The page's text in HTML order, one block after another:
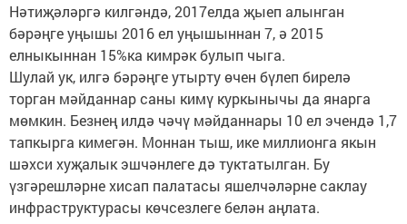
Нәтиҗәләргә килгәндә, 2017елда җыеп алынган
бәрәңге уңышы 2016 ел уңышыннан 7, ә 2015
елныкыннан 15%ка кимрәк булып чыга.
Шулай ук, илгә бәрәңге утырту өчен бүлеп бирелә
торган мәйданнар саны кимү куркынычы да янарга
мөмкин. Безнең илдә чәчү мәйданнары 10 ел эчендә 1,7
тапкырга кимегән. Моннан тыш, ике миллионга якын
шәхси хуҗалык эшчәнлеге дә туктатылган. Бу
үзгәрешләрне хисап палатасы яшелчәләрне саклау
инфраструктурасы көчсезлеге белән аңлата.